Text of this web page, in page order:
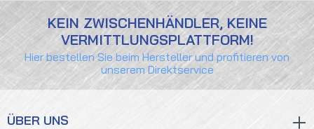
KEIN ZWISCHENHÄNDLER, KEINE
VERMITTLUNGSPLATTFORM!
Hier bestellen Sie beim Hersteller und profitieren von
unserem Direktservice
ÜBER UNS